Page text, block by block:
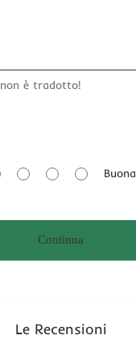
non è tradotto!
Buona
Continua
Le Recensioni